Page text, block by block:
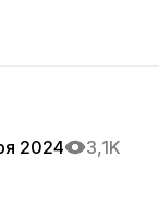
2024
3,1K